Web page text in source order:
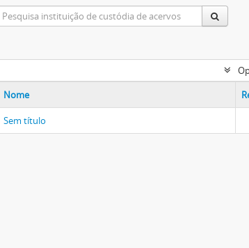
Nome
Sem título